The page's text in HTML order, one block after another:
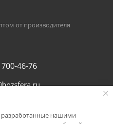
от производителя
46-76
обл., Ленинский р-
ул. Центральная, д.
нашими